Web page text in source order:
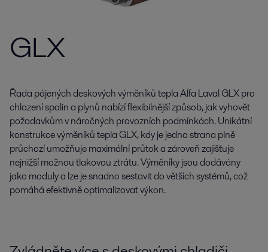
GLX
Řada pájených deskových výměníků tepla Alfa Laval GLX pro
chlazení spalin a plynů nabízí flexibilnější způsob, jak vyhovět
požadavkům v náročných provozních podmínkách. Unikátní
konstrukce výměníků tepla GLX, kdy je jedna strana plně
průchozí umožňuje maximální průtok a zároveň zajišťuje
nejnižší možnou tlakovou ztrátu. Výměníky jsou dodávány
jako moduly a lze je snadno sestavit do větších systémů, což
pomáhá efektivně optimalizovat výkon.